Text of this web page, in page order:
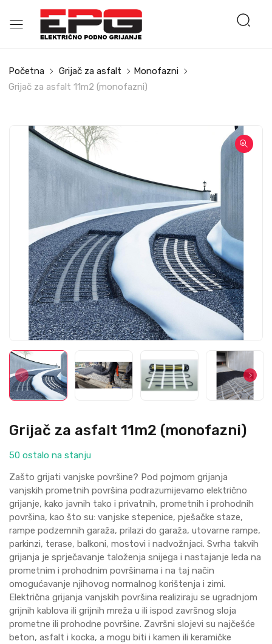
Početna Grijač za asfalt
Monofazni
Grijač za asfalt 11m2 (monofazni)
Grijač za asfalt 11m2 (monofazni)
50 ostalo na stanju
Zašto grijati vanjske površine? Pod pojmom grijanja
vanjskih prometnih površina podrazumijevamo električno
grijanje, kako javnih tako i privatnih, prometnih i prohodnih
površina, kao što su: vanjske stepenice, pješačke staze,
rampe podzemnih garaža, prilazi do garaža, utovarne rampe,
parkinzi, terase, balkoni, mostovi i nadvožnjaci. Svrha takvih
grijanja je sprječavanje taloženja snijega i nastajanje leda na
prometnim i prohodnim površinama i na taj način
omogućavanje njihovog normalnog korištenja i zimi.
Električna grijanja vanjskih površina realiziraju se ugradnjom
grijnih kablova ili grijnih mreža u ili ispod završnog sloja
prometne ili prohodne površine. Završni slojevi su najčešće
beton, asfalt i kocka, a mogu biti i kamen ili keramičke